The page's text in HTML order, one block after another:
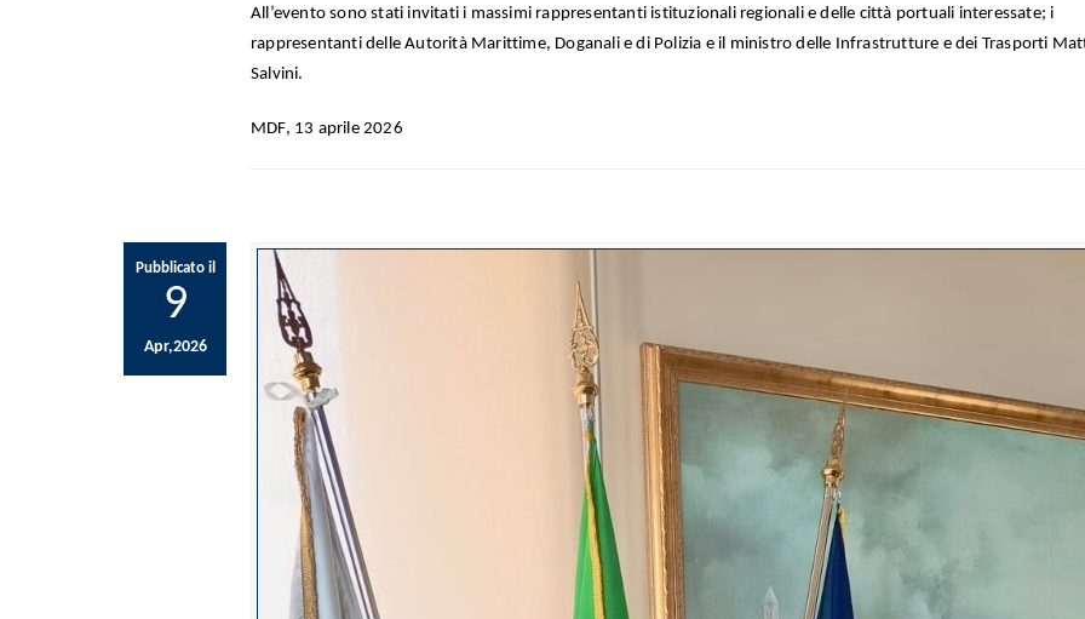
All’evento sono stati invitati i massimi rappresentanti istituzionali regionali e delle città portuali interessate; i
rappresentanti delle Autorità Marittime, Doganali e di Polizia e il ministro delle Infrastrutture e dei Trasporti
Salvini.
MDF, 13 aprile 2026
Pubblicato il
9
Apr,2026